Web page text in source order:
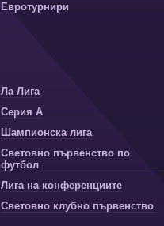
Евротурнири
Ла Лига
Серия А
Шампионска лига
Световно първенство по
футбол
Лига на конференциите
Световно клубно първенство